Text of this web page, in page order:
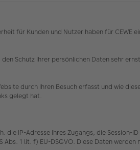
für Kunden und Nutzer haben für CEWE
Schutz Ihrer persönlichen Daten sehr
durch Ihren Besuch erfasst und wie
gelegt hat.
IP-Adresse Ihres Zugangs, die Session-
1 lit. f) EU-DSGVO. Diese Daten werden